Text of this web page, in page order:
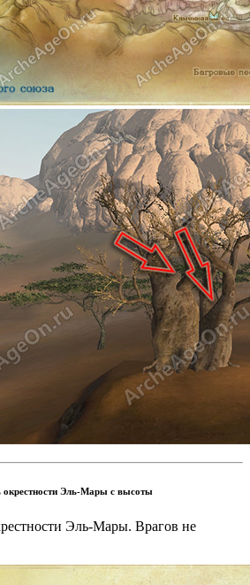
окрестности Эль-Мары с высоты
Эль-Мары. Врагов не